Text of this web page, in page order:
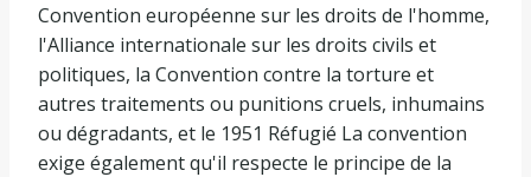
Convention européenne sur les droits de l'homme,
l'Alliance internationale sur les droits civils et
politiques, la Convention contre la torture et
autres traitements ou punitions cruels, inhumains
ou dégradants, et le 1951 Réfugié La convention
exige également qu'il respecte le principe de la